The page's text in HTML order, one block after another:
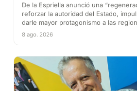
De la Espriella anunció una
reforzar la autoridad del Estado,
darle mayor protagonismo a las
8 ago. 2026